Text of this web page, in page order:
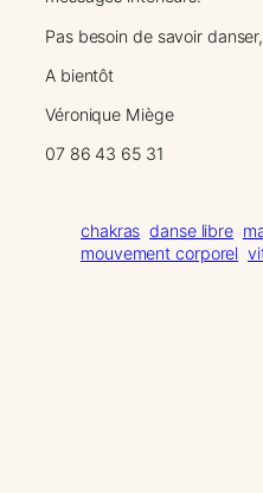
Pas besoin de savoir
A bientôt
Véronique Miège
07 86 43 65 31
chakras danse libre
mouvement corporel